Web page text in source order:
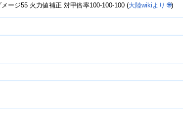
ージ55 火力値補正 対甲倍率100-100-100 (大陸wikiより 🌐)